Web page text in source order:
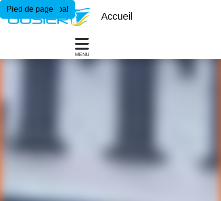
Menu principal
Contenu principal
Pied de page
Accueil
MENU